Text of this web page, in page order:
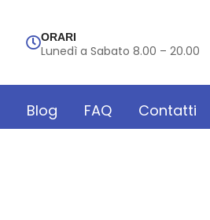
ORARI
Lunedì a Sabato 8.00 – 20.00
Blog FAQ Contatti